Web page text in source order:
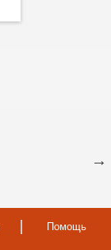
Помощь